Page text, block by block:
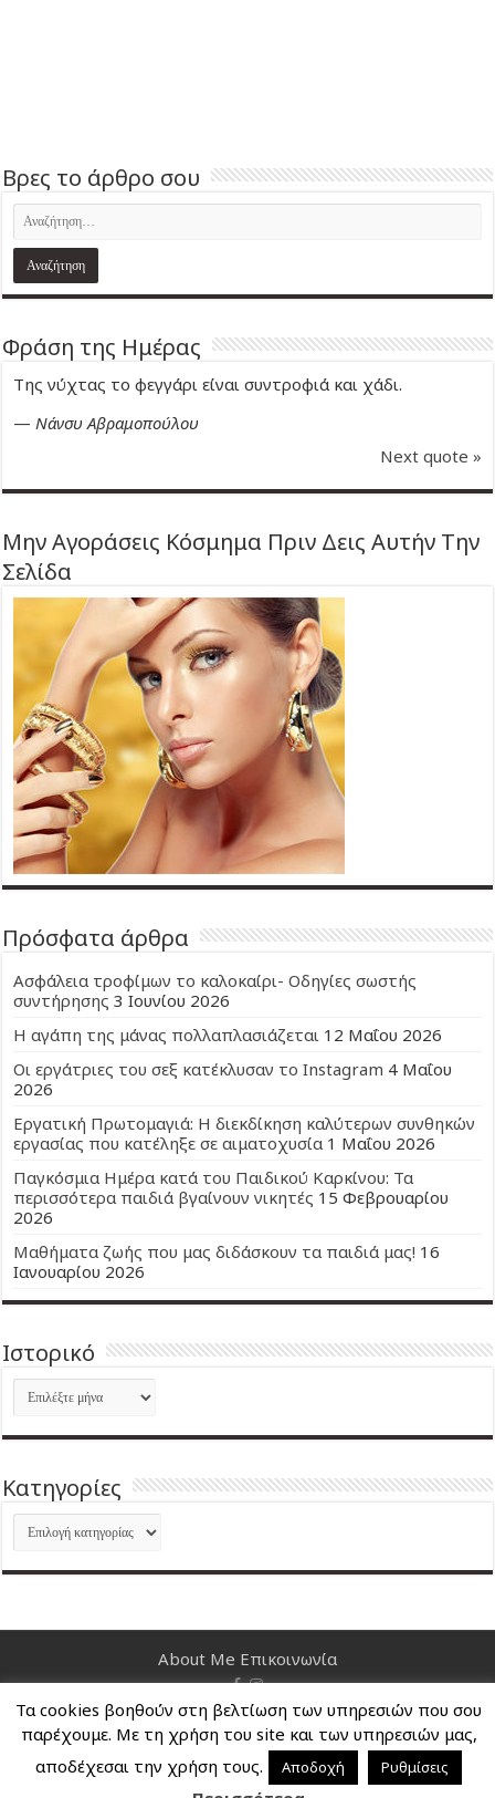
Βρες το άρθρο σου
Φράση της Ημέρας
Της νύχτας το φεγγάρι είναι συντροφιά και χάδι.
— Νάνσυ Αβραμοπούλου
Next quote »
Μην Αγοράσεις Κόσμημα Πριν Δεις Αυτήν Την
Σελίδα
Πρόσφατα άρθρα
Ασφάλεια τροφίμων το καλοκαίρι- Οδηγίες σωστής
συντήρησης 3 Ιουνίου 2026
Η αγάπη της μάνας πολλαπλασιάζεται 12 Μαΐου 2026
Οι εργάτριες του σεξ κατέκλυσαν το Instagram 4 Μαΐου
2026
Εργατική Πρωτομαγιά: Η διεκδίκηση καλύτερων συνθηκών
εργασίας που κατέληξε σε αιματοχυσία 1 Μαΐου 2026
Παγκόσμια Ημέρα κατά του Παιδικού Καρκίνου: Τα
περισσότερα παιδιά βγαίνουν νικητές 15 Φεβρουαρίου
2026
Μαθήματα ζωής που μας διδάσκουν τα παιδιά μας! 16
Ιανουαρίου 2026
Ιστορικό
Ιστορικό
Kατηγορίες
Kατηγορίες
About Me Επικοινωνία
Nancy's Blog © Copyright 2026, All Rights Reserved
Τα cookies βοηθούν στη βελτίωση των υπηρεσιών που σου
παρέχουμε. Με τη χρήση του site και των υπηρεσιών μας,
αποδέχεσαι την χρήση τους.
Αποδοχή Ρυθμίσεις